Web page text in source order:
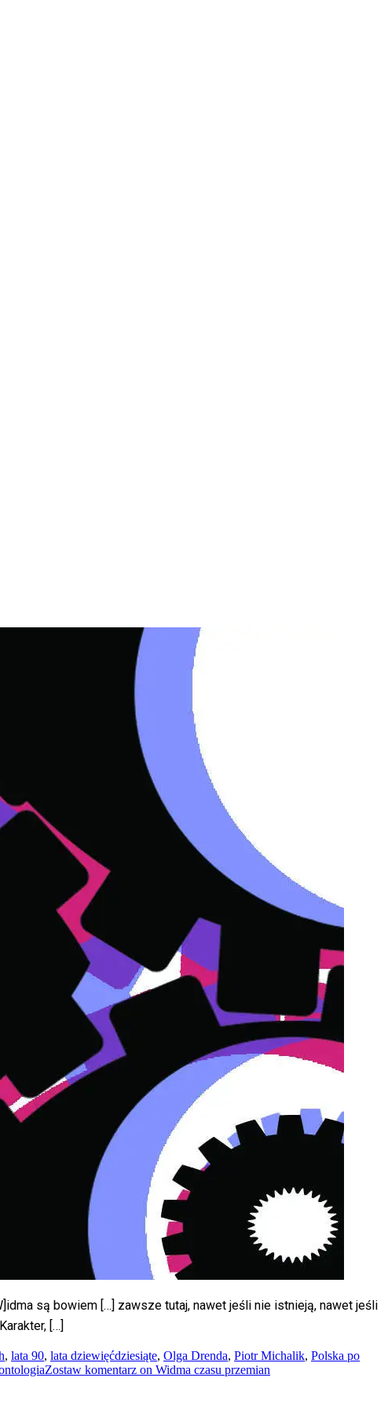
są bowiem […] zawsze tutaj, nawet jeśli nie istnieją, nawet jeśli
[…]
, lata 90, lata dziewięćdziesiąte, Olga Drenda, Piotr Michalik, Polska po
Zostaw komentarz on Widma czasu przemian